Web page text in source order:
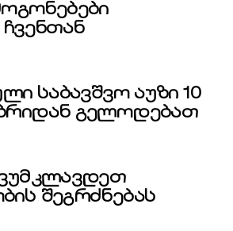
საბავშვო აუზი 10
გელოდებათ
შეგრძნებას